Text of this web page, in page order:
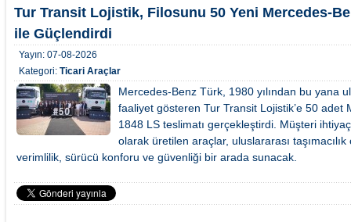
Tur Transit Lojistik, Filosunu 50 Yeni Mercedes-
ile Güçlendirdi
Yayın: 07-08-2026
Kategori: Ticari Araçlar
Mercedes-Benz Türk, 1980 yılından bu yana
faaliyet gösteren Tur Transit Lojistik’e 50 adet
1848 LS teslimatı gerçekleştirdi. Müşteri
olarak üretilen araçlar, uluslararası
verimlilik, sürücü konforu ve güvenliği bir arada sunacak.